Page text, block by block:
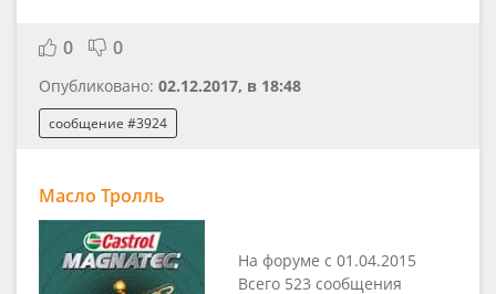
0 0
Опубликовано: 02.12.2017, в 18:48
сообщение #3924
Масло Тролль
На форуме с 01.04.2015
Всего 523 сообщения